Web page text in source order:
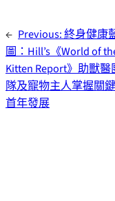
← Previous:終身健康
圖：Hill’s《World of
Kitten Report》助獸醫
隊及寵物主人掌握關鍵
首年發展